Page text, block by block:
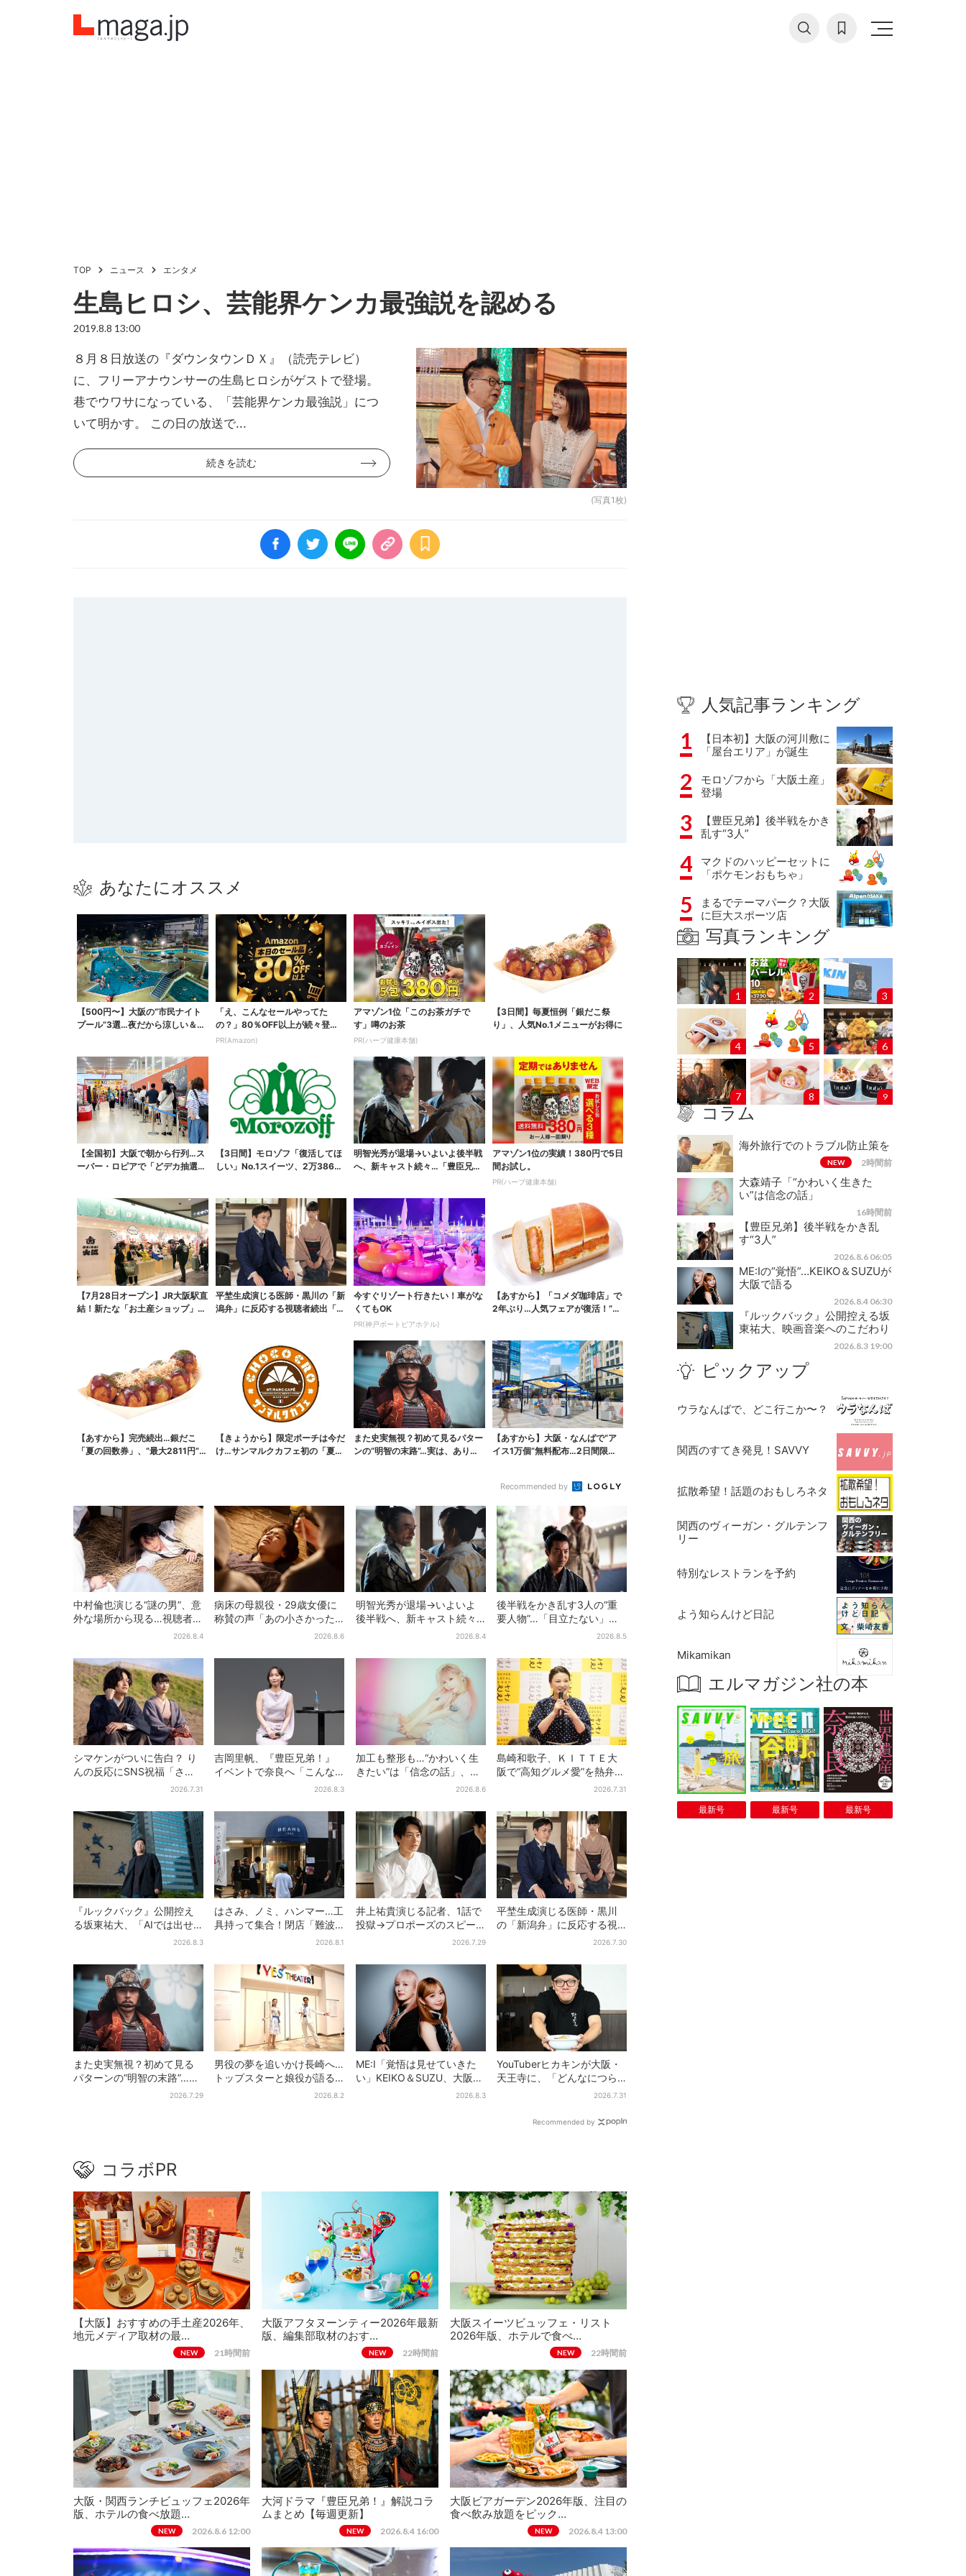
TOP ニュース エンタメ
生島ヒロシ、芸能界ケンカ最強説を認める
2019.8.8 13:00
(写真1枚)
８月８日放送の『ダウンタウンＤＸ』（読売テレビ）
に、フリーアナウンサーの生島ヒロシがゲストで登場。
巷でウワサになっている、「芸能界ケンカ最強説」につ
いて明かす。 この日の放送で...
続きを読む
あなたにオススメ
【500円〜】大阪の“市民ナイト
プール”3選…夜だから涼しい＆コ
「え、こんなセールやってた
の？」80％OFF以上が続々登
場！Amazonの本気が...
PR(Amazon)
アマゾン1位「このお茶ガチで
す」噂のお茶
PR(ハーブ健康本舗)
【3日間】毎夏恒例「銀だこ祭
り」、人気No.1メニューがお得に
【全国初】大阪で朝から行列…ス
ーパー・ロピアで「どデカ抽選
【3日間】モロゾフ「復活してほ
しい」No.1スイーツ、2万3865
明智光秀が退場→いよいよ後半戦
へ、新キャスト続々…「豊臣兄
アマゾン1位の実績！380円で5日
間お試し。
PR(ハーブ健康本舗)
【7月28日オープン】JR大阪駅直
結！新たな「お土産ショップ」、
平埜生成演じる医師・黒川の「新
潟弁」に反応する視聴者続出「グ
今すぐリゾート行きたい！車がな
くてもOK
PR(神戸ポートピアホテル)
【あすから】「コメダ珈琲店」で
2年ぶり…人気フェアが復活！“ハ
【あすから】完売続出…銀だこ
「夏の回数券」、“最大2811円”お
【きょうから】限定ポーチは今だ
け…サンマルクカフェ初の「夏福
また史実無視？初めて見るパター
ンの“明智の末路”…実は、ありえ
【あすから】大阪・なんばで“ア
イス1万個”無料配布…2日間限定
Recommended by
中村倫也演じる“謎の男”、意
外な場所から現る…視聴者歓
喜「こんな登場シーンと2026.8.4
病床の母親役・29歳女優に
称賛の声「あの小さかった
加恋ちゃんが…」朝ドラ視聴
2026.8.6
明智光秀が退場→いよいよ
後半戦へ、新キャスト続々…
「豊臣兄弟！」振り返り＆
2026.8.4
後半戦をかき乱す3人の“重
要人物”…「目立たない」主
人公・仲野太賀も、モブキ
2026.8.5
シマケンがついに告白？ り
んの反応にSNS祝福「さす
がに伝わったよね？」2026.7.31
吉岡里帆、『豊臣兄弟！』
イベントで奈良へ「こんな
に楽しんでもらえてうれし
2026.8.3
加工も整形も…“かわいく生
きたい”は「信念の話」、大
森靖子が新作に込めた思い
2026.8.6
島崎和歌子、ＫＩＴＴＥ大
阪で“高知グルメ愛”を熱弁
「カツオは塩派」「ちくキ
2026.7.31
『ルックバック』公開控え
る坂東祐大、「AIでは出せ
ない質感がある」映画音楽
2026.8.3
はさみ、ノミ、ハンマー…工
具持って集合！閉店「難波
ベアーズ」最終日400人超…
い」
2026.8.1
井上祐貴演じる記者、1話で
投獄→プロポーズのスピー
ド感に視聴者驚き「横沢さ
2026.7.29
平埜生成演じる医師・黒川
の「新潟弁」に反応する視
聴者続出「グッときた」2026.7.30
また史実無視？初めて見る
パターンの“明智の末路”…実
は、ありえなくもない！？
2026.7.29
男役の夢を追いかけ長崎へ…
トップスターと娘役が語る
「ハウステンボス歌劇団」
2026.8.2
ME:I「覚悟は見せていきた
い」KEIKO＆SUZU、大阪で
語る…“日プ女子”からの3年
2026.8.3
YouTuberヒカキンが大阪・
天王寺に、「どんなにつら
い時でも…」ラーメン愛＆兄
2026.7.31
Recommended by
コラボPR
【大阪】おすすめの手土産2026年、
地元メディア取材の最…
NEW 21時間前
大阪アフタヌーンティー2026年最新
版、編集部取材のおす…
NEW 22時間前
大阪スイーツビュッフェ・リスト
2026年版、ホテルで食べ…
NEW 22時間前
大阪・関西ランチビュッフェ2026年
版、ホテルの食べ放題…
NEW 2026.8.6 12:00
大河ドラマ『豊臣兄弟！』解説コラ
ムまとめ【毎週更新】
NEW 2026.8.4 16:00
大阪ビアガーデン2026年版、注目の
食べ飲み放題をピック…
NEW 2026.8.4 13:00
人気記事ランキング
1
【日本初】大阪の河川敷に
「屋台エリア」が誕生
2
モロゾフから「大阪土産」
登場
3
【豊臣兄弟】後半戦をかき
乱す“3人”
4
マクドのハッピーセットに
「ポケモンおもちゃ」
5
まるでテーマパーク？大阪
に巨大スポーツ店
写真ランキング
1 2 3
4 5 6
7 8 9
コラム
海外旅行でのトラブル防止策を
NEW 2時間前
大森靖子「“かわいく生きた
い”は信念の話」
16時間前
【豊臣兄弟】後半戦をかき乱
す“3人”
2026.8.6 06:05
ME:Iの“覚悟”…KEIKO＆SUZUが
大阪で語る
2026.8.4 06:30
『ルックバック』公開控える坂
東祐大、映画音楽へのこだわり
2026.8.3 19:00
ピックアップ
ウラなんばで、どこ行こか〜？
関西のすてき発見！SAVVY
拡散希望！話題のおもしろネタ
関西のヴィーガン・グルテンフ
リー
特別なレストランを予約
よう知らんけど日記
Mikamikan
エルマガジン社の本
最新号 最新号 最新号